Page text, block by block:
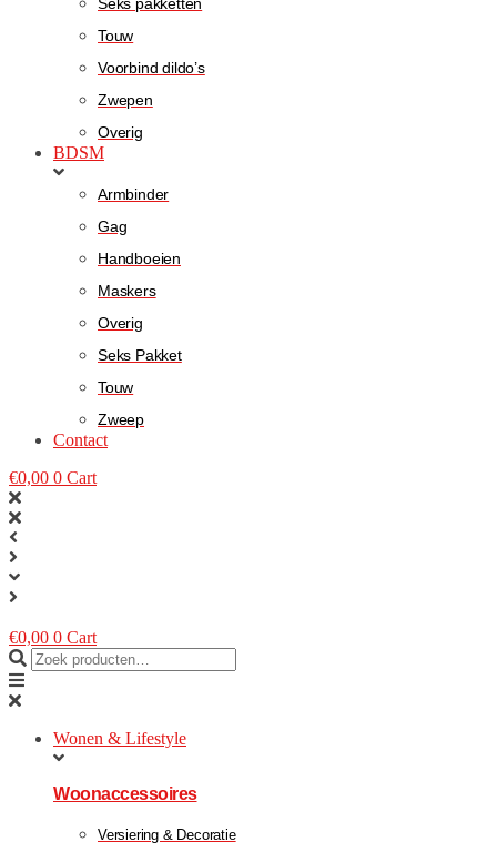
Touw
Voorbind dildo’s
Zwepen
Overig
BDSM
Armbinder
Gag
Handboeien
Maskers
Overig
Seks Pakket
Touw
Zweep
Contact
€0,00 0 Cart
€0,00 0 Cart
Wonen & Lifestyle
Woonaccessoires
Versiering & Decoratie